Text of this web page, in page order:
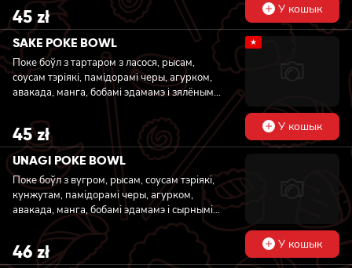
45zł У кошык
SAKE POKE BOWL
Поке боўл з тартаром з ласося, рысам,
соусам тэріякі, памідорамі черы, агурком,
авакада, манга, бобамі эдамамэ і зялёным
★
45zł У кошык
UNAGI POKE BOWL
Поке боўл з вугром, рысам, соусам тэріякі,
кунжутам, памідорамі черы, агурком,
авакада, манга, бобамі эдамамэ і сырнымі
шарыкамі ў кунжуте
46zł У кошык